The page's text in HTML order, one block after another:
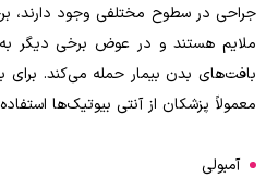
جراحی در سطوح مختلفی وجود دارند،
ملایم هستند و در عوض برخی دیگر
بافت‌های بدن بیمار حمله می‌کند.
معمولاً پزشکان از آنتی بیوتیک‌ها
آمبولی